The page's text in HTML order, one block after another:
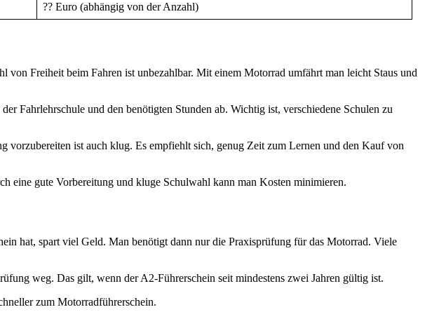
?? Euro (abhängig von der Anzahl)
Freiheit beim Fahren ist unbezahlbar. Mit einem Motorrad umfährt man leicht Staus und
Fahrlehrschule und den benötigten Stunden ab. Wichtig ist, verschiedene Schulen zu
vorzubereiten ist auch klug. Es empfiehlt sich, genug Zeit zum Lernen und den Kauf von
eine gute Vorbereitung und kluge Schulwahl kann man Kosten minimieren.
hat, spart viel Geld. Man benötigt dann nur die Praxisprüfung für das Motorrad. Viele
weg. Das gilt, wenn der A2-Führerschein seit mindestens zwei Jahren gültig ist.
zum Motorradführerschein.